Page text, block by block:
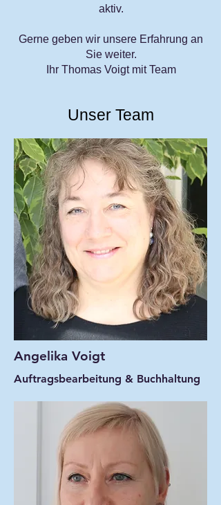
aktiv.
Gerne geben wir unsere Erfahrung an
Sie weiter.
Ihr Thomas Voigt mit Team
Unser Team
Angelika Voigt
Auftragsbearbeitung & Buchhaltung